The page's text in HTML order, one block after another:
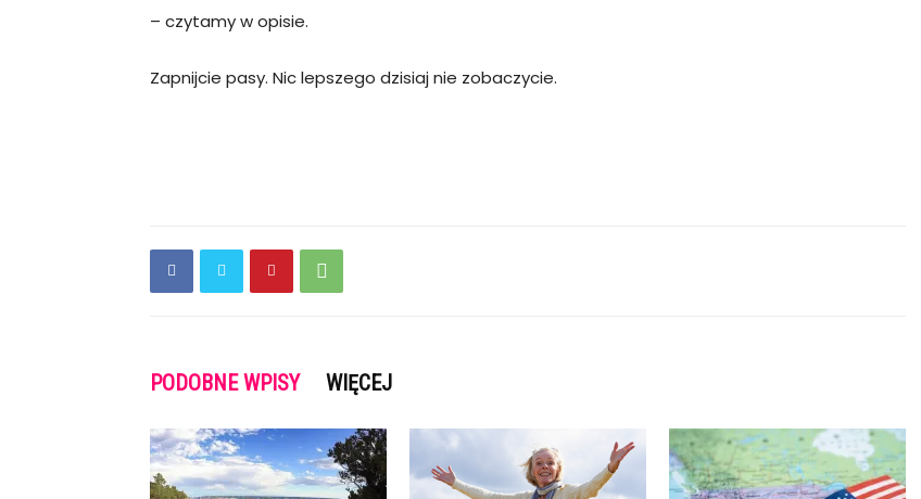
– czytamy w opisie.
Zapnijcie pasy. Nic lepszego dzisiaj nie zobaczycie.
PODOBNE WPISY WIĘCEJ